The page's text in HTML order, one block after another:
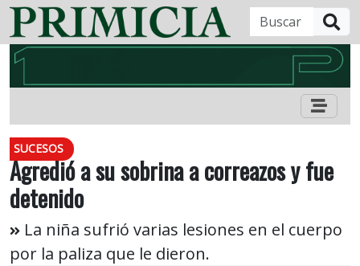
SUCESOS
Agredió a su sobrina a correazos y fue
detenido
La niña sufrió varias lesiones en el cuerpo
por la paliza que le dieron.